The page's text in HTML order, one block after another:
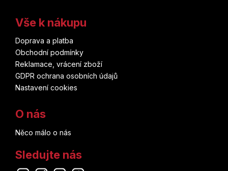
Vše k nákupu
Doprava a platba
Obchodní podmínky
Reklamace, vrácení zboží
GDPR ochrana osobních údajů
Nastavení cookies
O nás
Něco málo o nás
Sledujte nás